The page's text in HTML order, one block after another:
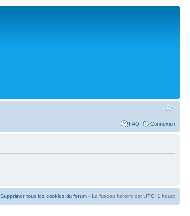
FAQ Connexion
Supprimer tous les cookies du forum • Le fuseau horaire est UTC+1 heure